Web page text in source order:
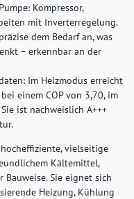
Kompressor,
mit Inverterregelung.
dem Bedarf an, was
– erkennbar an der
Im Heizmodus erreicht
einem COP von 3,70, im
ist nachweislich A+++
vielseitige
Kältemittel,
Sie eignet sich
Heizung, Kühlung